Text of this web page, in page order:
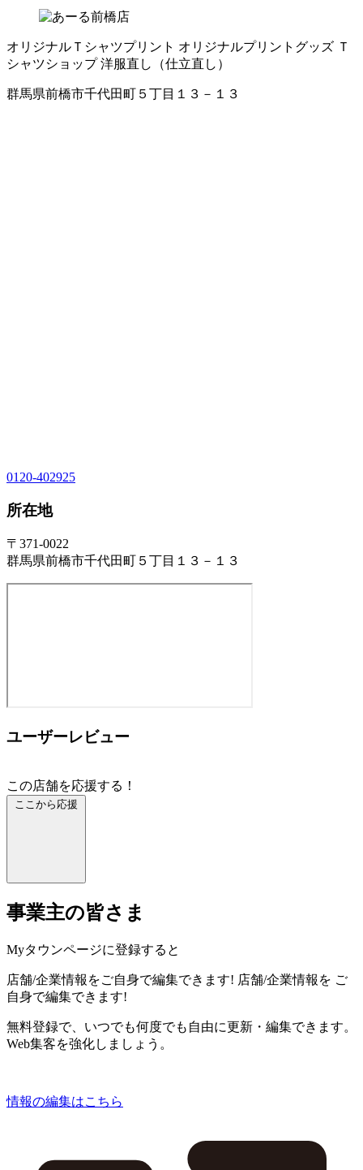
オリジナルＴシャツプリント オリジナルプリントグッズ Ｔ
シャツショップ 洋服直し（仕立直し）
群馬県前橋市千代田町５丁目１３－１３
0120-402925
所在地
〒371-0022
群馬県前橋市千代田町５丁目１３－１３
ユーザーレビュー
この店舗を応援する！
ここから応援
事業主の皆さま
Myタウンページに登録すると
店舗/企業情報をご自身で編集できます! 店舗/企業情報を ご
自身で編集できます!
無料登録で、いつでも何度でも自由に更新・編集できます。
Web集客を強化しましょう。
情報の編集はこちら